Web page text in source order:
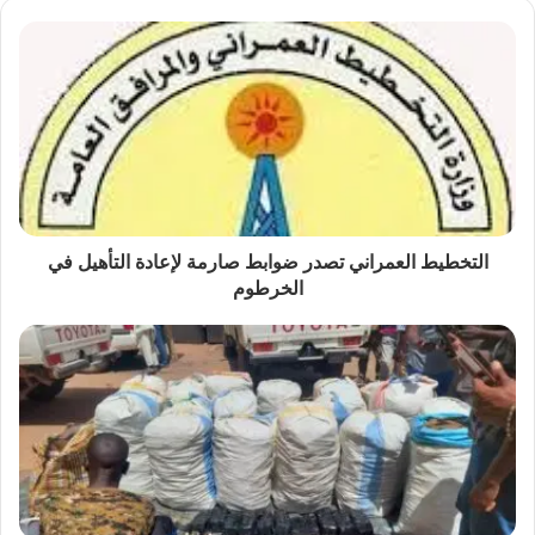
التخطيط العمراني تصدر ضوابط صارمة لإعادة التأهيل في
الخرطوم